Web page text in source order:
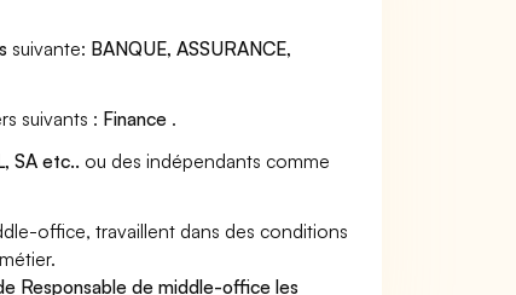
suivante: BANQUE, ASSURANCE,
suivants : Finance .
SA etc.. ou des indépendants comme
office, travaillent dans des conditions
Responsable de middle-office les